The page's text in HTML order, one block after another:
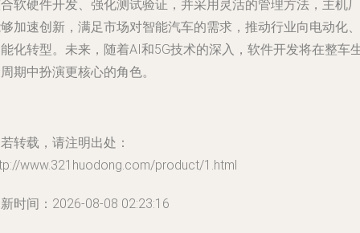
软硬件开发、强化测试验证，并采用灵活的管理方法，主机厂
加速创新，满足市场对智能汽车的需求，推动行业向电动化、
化转型。未来，随着AI和5G技术的深入，软件开发将在整车
期中扮演更核心的角色。
转载，请注明出处：
www.321huodong.com/product/1.html
时间：2026-08-08 02:23:16